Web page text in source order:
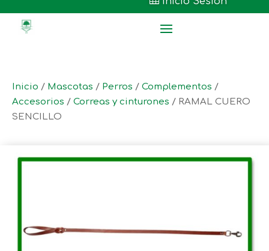
Inicio / Mascotas / Perros / Complementos /
Accesorios / Correas y cinturones / RAMAL CUERO
SENCILLO